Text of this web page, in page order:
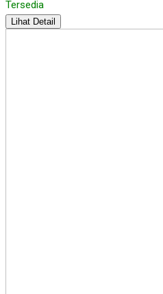
Tersedia
Lihat Detail